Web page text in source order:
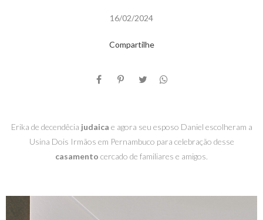
16/02/2024
Compartilhe
Erika de decendêcia judaica e agora seu esposo Daniel escolheram a
Usina Dois Irmãos em Pernambuco para celebração desse
casamento cercado de familiares e amigos.